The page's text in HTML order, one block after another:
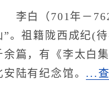
白（701年－762
”。祖籍陇西成纪(
余篇，有《李太白
安陆有纪念馆。 ...
师西门伫献捷。全诗